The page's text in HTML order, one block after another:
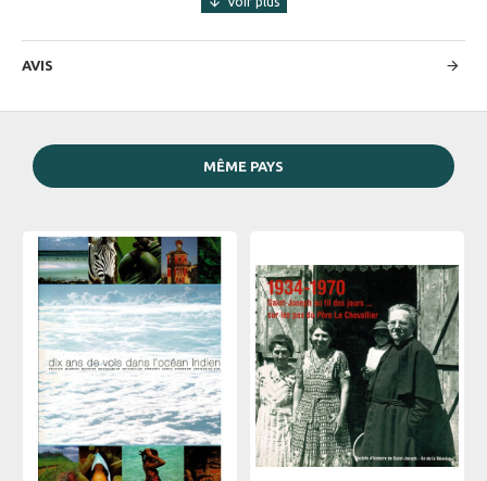
AVIS
MÊME PAYS